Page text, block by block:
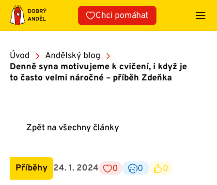
Přeskočit
obsah
Chci pomáhat
Úvod
Andělský blog
Denně syna motivujeme k cvičení, i když je
to často velmi náročné – příběh Zdeňka
Zpět na všechny články
Příběhy 24. 1. 2024 0 0 0